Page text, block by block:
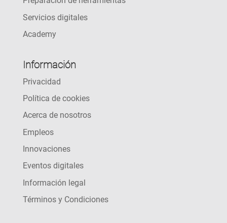
Servicios digitales
Academy
Información
Privacidad
Política de cookies
Acerca de nosotros
Empleos
Innovaciones
Eventos digitales
Información legal
Términos y Condiciones